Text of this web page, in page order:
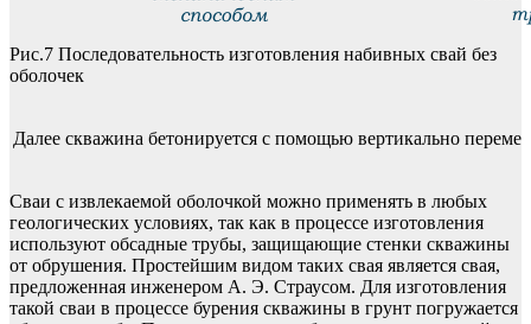
Рис.7 Последовательность изготовления набивных свай без
оболочек
Далее скважина бетонируется с помощью вертикально
Сваи с извлекаемой оболочкой можно применять в любых
геологических условиях, так как в процессе изготовления
используют обсадные трубы, защищающие стенки скважины
от обрушения. Простейшим видом таких свая является свая,
предложенная инженером А. Э. Страусом. Для изготовления
такой сваи в процессе бурения скважины в грунт погружается